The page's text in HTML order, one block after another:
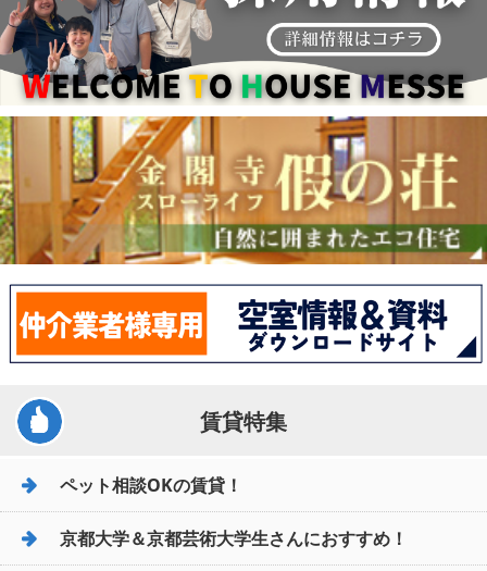
賃貸特集
ペット相談OKの賃貸！
京都大学＆京都芸術大学生さんにおすすめ！